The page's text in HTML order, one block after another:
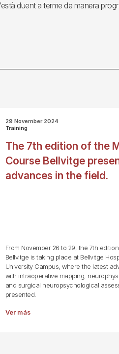
duent a terme de manera
29 November 2024
Training
The 7th edition of the
Course Bellvitge
advances in the field.
From November 26 to 29, the 7th
Bellvitge is taking place at Bellvitge
University Campus, where the latest
with intraoperative mapping,
and surgical neuropsychological
presented.
Ver más